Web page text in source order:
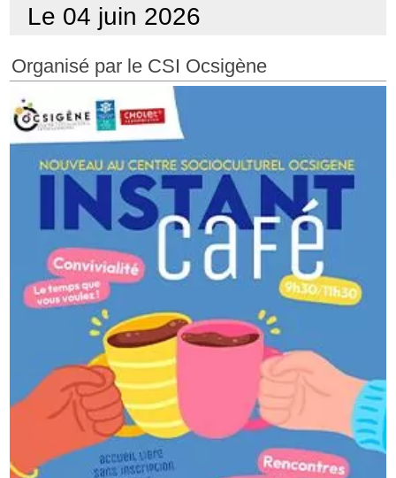
Contacts
Le 04 juin 2026
Organisé par le CSI Ocsigène